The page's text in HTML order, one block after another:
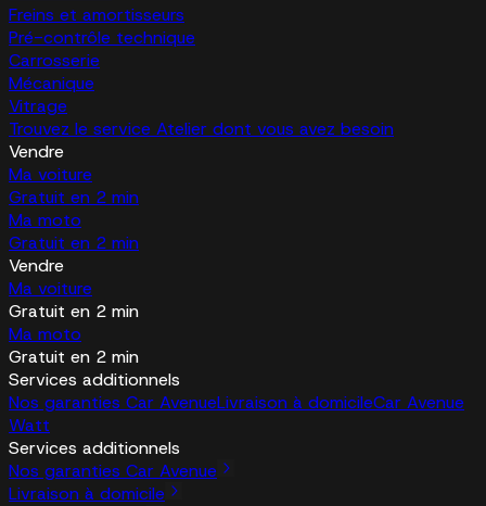
Freins et amortisseurs
Pré-contrôle technique
Carrosserie
Mécanique
Vitrage
Trouvez le service Atelier dont vous avez besoin
Vendre
Ma voiture
Gratuit en 2 min
Ma moto
Gratuit en 2 min
Vendre
Ma voiture
Gratuit en 2 min
Ma moto
Gratuit en 2 min
Services additionnels
Nos garanties Car AvenueLivraison à domicileCar Avenue
Watt
Services additionnels
Nos garanties Car Avenue
Livraison à domicile